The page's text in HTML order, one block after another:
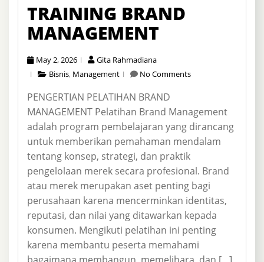
TRAINING BRAND
MANAGEMENT
May 2, 2026
Gita Rahmadiana
Bisnis, Management No Comments
PENGERTIAN PELATIHAN BRAND
MANAGEMENT Pelatihan Brand Management
adalah program pembelajaran yang dirancang
untuk memberikan pemahaman mendalam
tentang konsep, strategi, dan praktik
pengelolaan merek secara profesional. Brand
atau merek merupakan aset penting bagi
perusahaan karena mencerminkan identitas,
reputasi, dan nilai yang ditawarkan kepada
konsumen. Mengikuti pelatihan ini penting
karena membantu peserta memahami